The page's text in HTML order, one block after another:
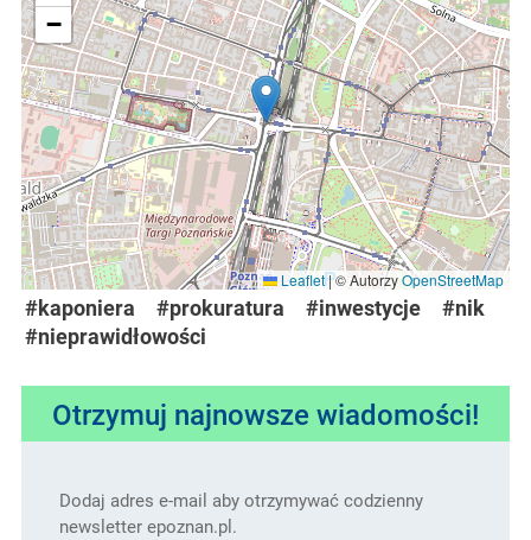
−
Leaflet|© AutorzyOpenStreetMap
#kaponiera #prokuratura #inwestycje
#nik
#nieprawidłowości
Otrzymuj najnowsze wiadomości!
Dodaj adres e-mail aby otrzymywać codzienny
newsletter epoznan.pl.